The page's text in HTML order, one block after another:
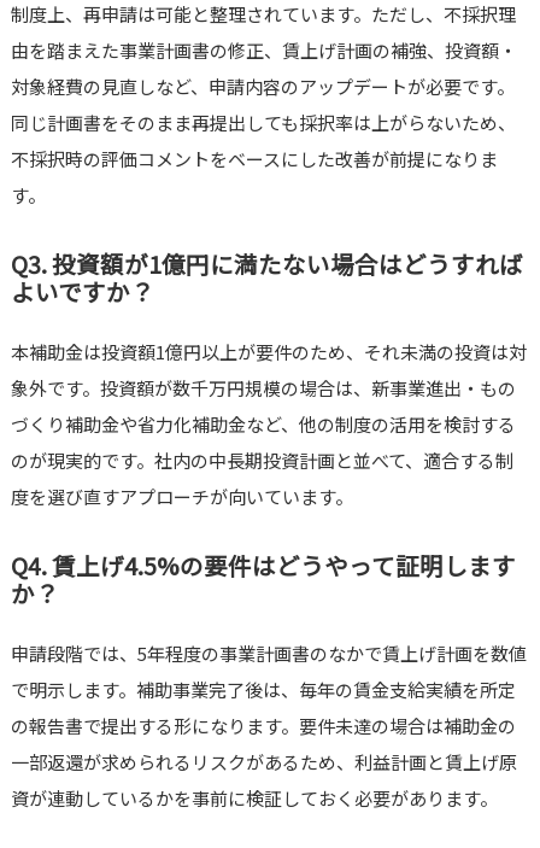
制度上、再申請は可能と整理されています。ただし、不採択理
由を踏まえた事業計画書の修正、賃上げ計画の補強、投資額・
対象経費の見直しなど、申請内容のアップデートが必要です。
同じ計画書をそのまま再提出しても採択率は上がらないため、
不採択時の評価コメントをベースにした改善が前提になりま
す。
Q3. 投資額が1億円に満たない場合はどうすれば
よいですか？
本補助金は投資額1億円以上が要件のため、それ未満の投資は対
象外です。投資額が数千万円規模の場合は、新事業進出・もの
づくり補助金や省力化補助金など、他の制度の活用を検討する
のが現実的です。社内の中長期投資計画と並べて、適合する制
度を選び直すアプローチが向いています。
Q4. 賃上げ4.5%の要件はどうやって証明します
か？
申請段階では、5年程度の事業計画書のなかで賃上げ計画を数値
で明示します。補助事業完了後は、毎年の賃金支給実績を所定
の報告書で提出する形になります。要件未達の場合は補助金の
一部返還が求められるリスクがあるため、利益計画と賃上げ原
資が連動しているかを事前に検証しておく必要があります。